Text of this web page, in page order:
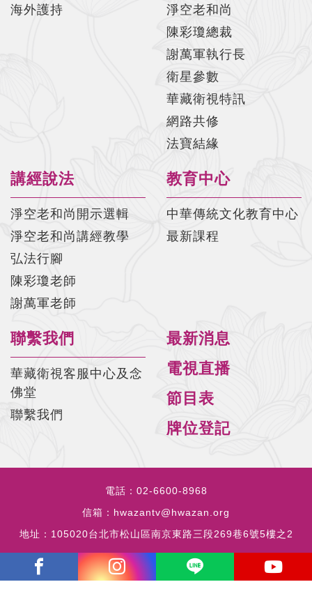
海外護持
淨空老和尚
陳彩瓊總裁
謝萬軍執行長
衛星參數
華藏衛視特訊
網路共修
法寶結緣
講經說法
淨空老和尚開示選輯
淨空老和尚講經教學
弘法行腳
陳彩瓊老師
謝萬軍老師
教育中心
中華傳統文化教育中心
最新課程
聯繫我們
華藏衛視客服中心及念
佛堂
聯繫我們
最新消息
電視直播
節目表
牌位登記
電話： 02-6600-8968
信箱： hwazantv@hwazan.org
地址： 105020台北市松山區南京東路三段269巷6號5樓之2
copyrights © 2023 all rights reserved by HWAZANTV.